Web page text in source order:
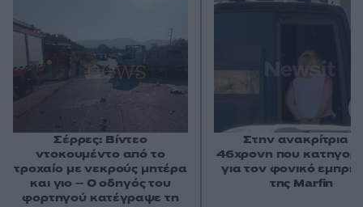
Σέρρες: Βίντεο
ντοκουμέντο από το
τροχαίο με νεκρούς μητέρα
και γιο – Ο οδηγός του
φορτηγού κατέγραψε τη
Στην ανακρίτρια η
46χρονη που
για τον φονικό
της Marfin